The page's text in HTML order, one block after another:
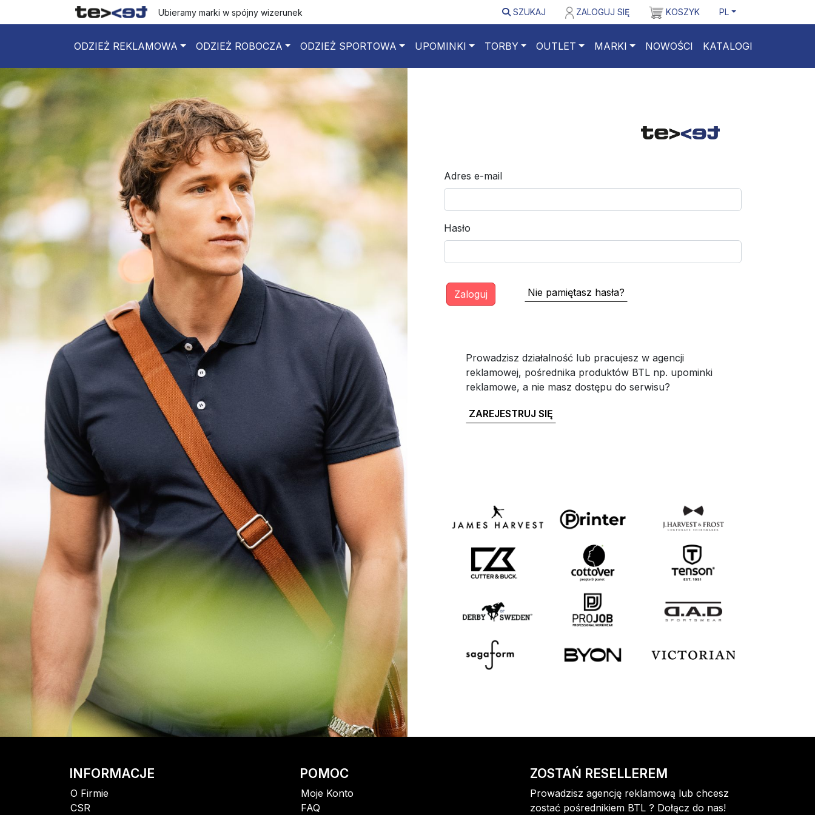
Ubieramy marki w spójny wizerunek SZUKAJ ZALOGUJ SIĘ KOSZYK PL
ODZIEŻ REKLAMOWA ODZIEŻ ROBOCZA ODZIEŻ SPORTOWA UPOMINKI TORBY OUTLET MARKI NOWOŚCI KATALOGI
Adres e-mail
Hasło
Nie pamiętasz hasła?
Prowadzisz działalność lub pracujesz w agencji
reklamowej, pośrednika produktów BTL np. upominki
reklamowe, a nie masz dostępu do serwisu?
ZAREJESTRUJ SIĘ
INFORMACJE
O Firmie
CSR
POMOC
Moje Konto
FAQ
ZOSTAŃ RESELLEREM
Prowadzisz agencję reklamową lub chcesz
zostać pośrednikiem BTL ? Dołącz do nas!